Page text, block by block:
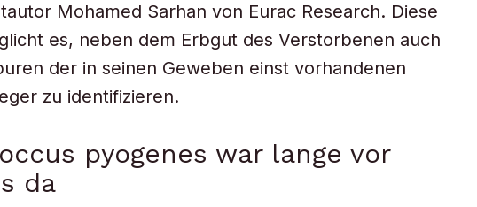
Mohamed Sarhan von Eurac Research. Diese
es, neben dem Erbgut des Verstorbenen auch
der in seinen Geweben einst vorhandenen
zu identifizieren.
pyogenes war lange vor
da